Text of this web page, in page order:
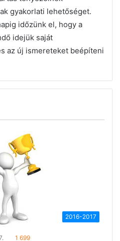
gyakorlati lehetőséget.
időzünk el, hogy a
idejük saját
az új ismereteket beépíteni
2016-2017
1 699